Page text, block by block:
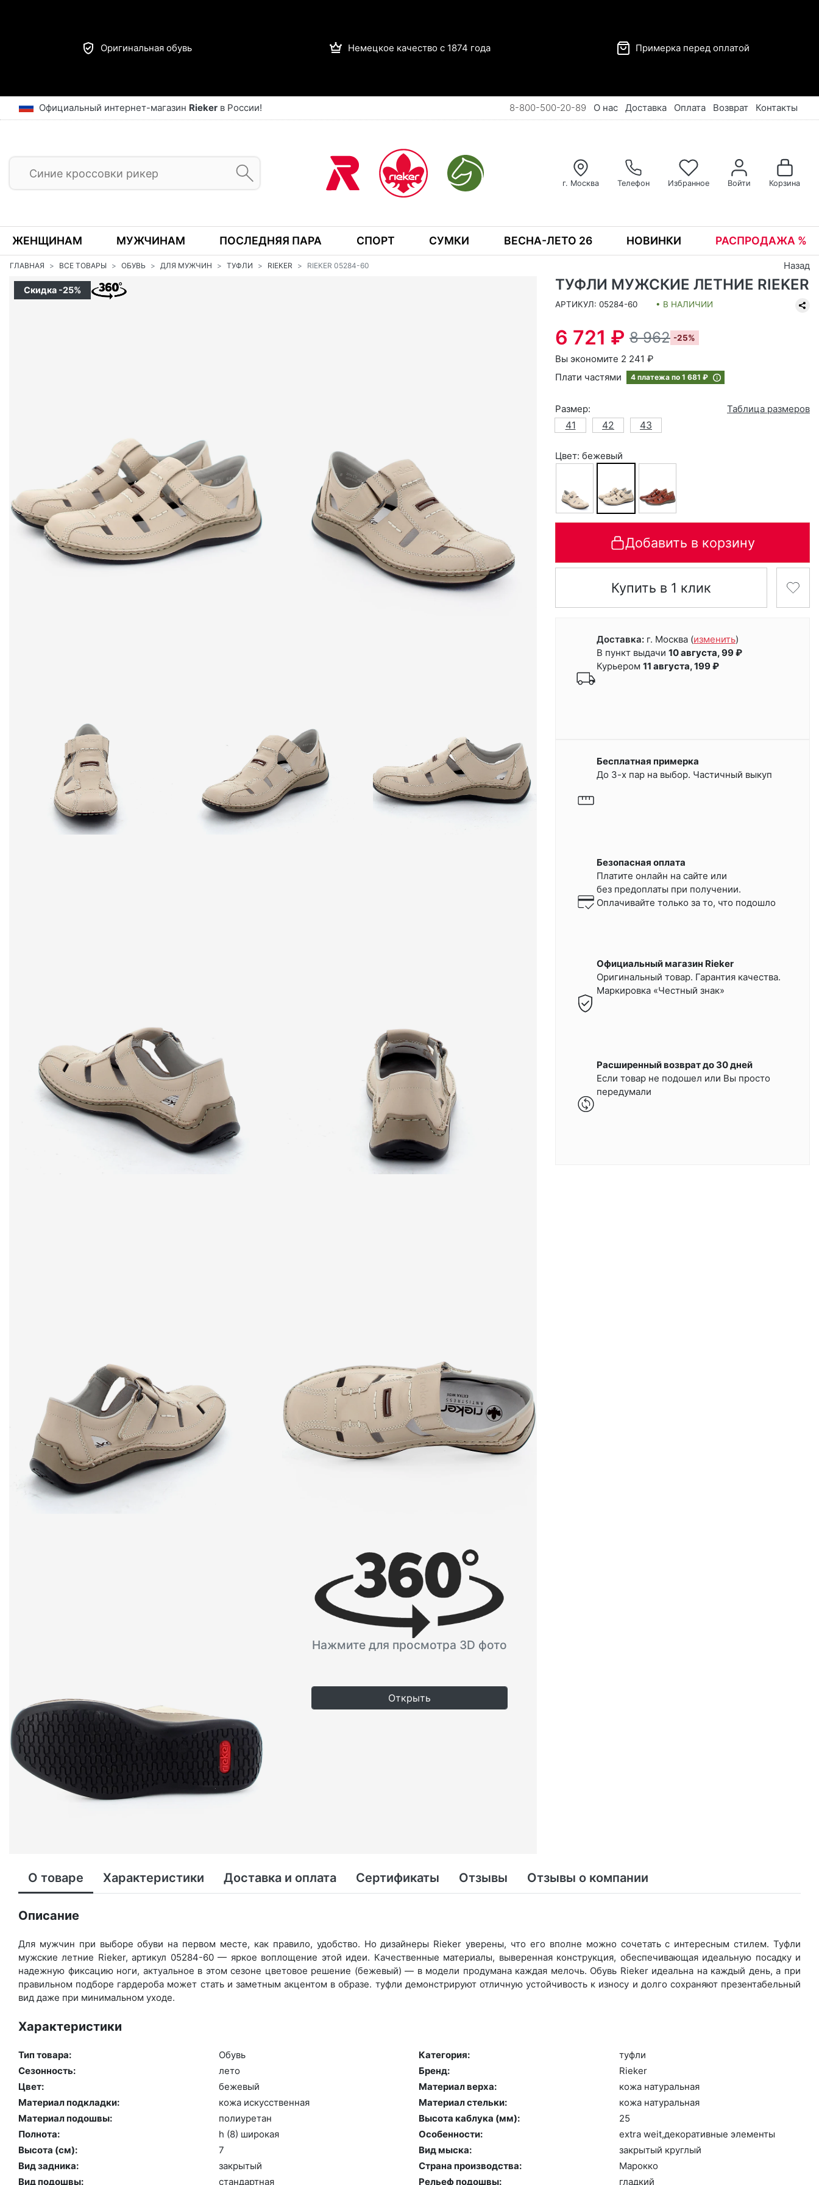
Оригинальная обувь Немецкое качество с 1874 года Примерка перед оплатой
Официальный интернет-магазин Rieker в России! 8-800-500-20-89 О нас Доставка Оплата Возврат Контакты
г. Москва Телефон Избранное Войти Корзина
ЖЕНЩИНАМ МУЖЧИНАМ ПОСЛЕДНЯЯ ПАРА СПОРТ СУМКИ ВЕСНА-ЛЕТО 26 НОВИНКИ РАСПРОДАЖА %
ГЛАВНАЯ ВСЕ ТОВАРЫ ОБУВЬ ДЛЯ МУЖЧИН ТУФЛИ RIEKER RIEKER 05284-60 Назад
Скидка -25%
Нажмите для просмотра 3D фото
Открыть
ТУФЛИ МУЖСКИЕ ЛЕТНИЕ RIEKER
АРТИКУЛ: 05284-60 • В НАЛИЧИИ
6 721 ₽ 8 962 -25%
Вы экономите 2 241 ₽
Плати частями
4 платежа по 1 681 ₽
Размер:
Таблица размеров
41
42 43
Цвет: бежевый
Добавить в корзину
Купить в 1 клик
Доставка: г. Москва (изменить)
В пункт выдачи 10 августа, 99 ₽
Курьером 11 августа, 199 ₽
Бесплатная примерка
До 3-х пар на выбор. Частичный выкуп
Безопасная оплата
Платите онлайн на сайте или
без предоплаты при получении.
Оплачивайте только за то, что подошло
Официальный магазин Rieker
Оригинальный товар. Гарантия качества.
Маркировка «Честный знак»
Расширенный возврат до 30 дней
Если товар не подошел или Вы просто
передумали
О товаре Характеристики Доставка и оплата Сертификаты Отзывы Отзывы о компании
Описание
Для мужчин при выборе обуви на первом месте, как правило, удобство. Но дизайнеры Rieker уверены, что его вполне можно сочетать с интересным стилем. Туфли
мужские летние Rieker, артикул 05284-60 — яркое воплощение этой идеи. Качественные материалы, выверенная конструкция, обеспечивающая идеальную посадку и
надежную фиксацию ноги, актуальное в этом сезоне цветовое решение (бежевый) — в модели продумана каждая мелочь. Обувь Rieker идеальна на каждый день, а при
правильном подборе гардероба может стать и заметным акцентом в образе. туфли демонстрируют отличную устойчивость к износу и долго сохраняют презентабельный
вид даже при минимальном уходе.
Характеристики
Тип товара: Обувь Категория:
туф­ли
Сезонность:
ле­то Бренд:
Ri­eker
Цвет:
бе­жевый Материал верха:
ко­жа на­тураль­ная
Материал подкладки:
ко­жа ис­кусс­твен­ная Материал стельки:
ко­жа на­тураль­ная
Материал подошвы:
по­ли­уре­тан Высота каблука (мм):
25
Полнота:
h (8) ши­рокая Особенности:
ext­ra we­it,де­кора­тив­ные эле­мен­ты
Высота (cм):
7 Вид мыска:
зак­ры­тый круг­лый
Вид задника:
зак­ры­тый Страна производства:
Ма­рок­ко
Вид подошвы:
стан­дарт­ная Рельеф подошвы: глад­кий